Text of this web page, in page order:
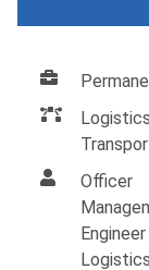
Logistics
Officer
Engineer
Logistics